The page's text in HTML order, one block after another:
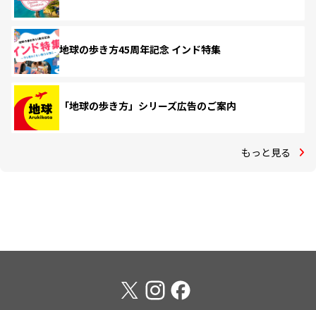
地球の歩き方45周年記念 インド特集
「地球の歩き方」シリーズ広告のご案内
もっと見る